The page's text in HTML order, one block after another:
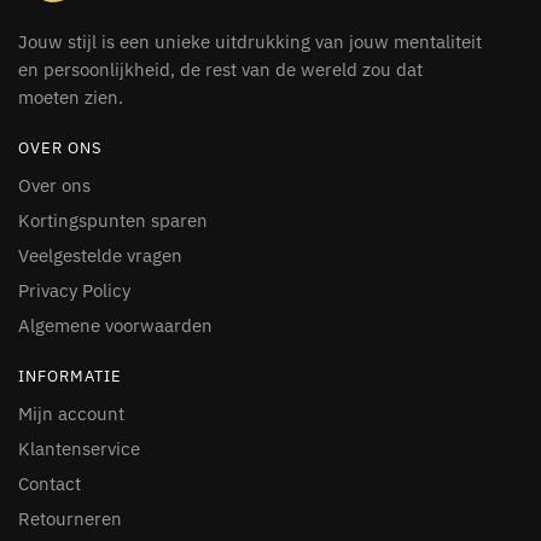
Jouw stijl is een unieke uitdrukking van jouw mentaliteit
en persoonlijkheid, de rest van de wereld zou dat
moeten zien.
OVER ONS
Over ons
Kortingspunten sparen
Veelgestelde vragen
Privacy Policy
Algemene voorwaarden
INFORMATIE
Mijn account
Klantenservice
Contact
Retourneren